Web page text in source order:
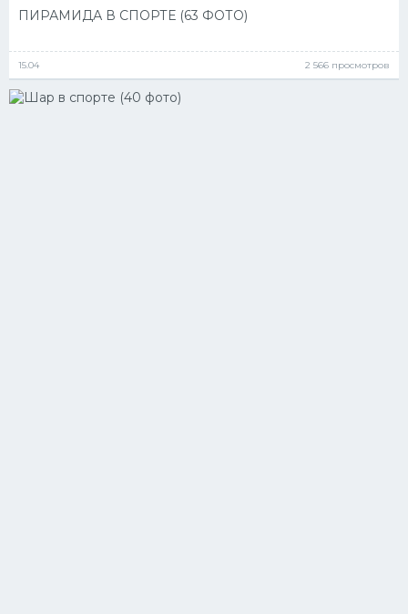
ПИРАМИДА В СПОРТЕ (63 ФОТО)
15.04 2 566 просмотров